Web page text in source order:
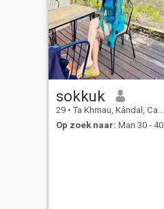
sokkuk
29 • Ta Khmau, Kândal, Cambodja
Op zoek naar: Man 30 - 40